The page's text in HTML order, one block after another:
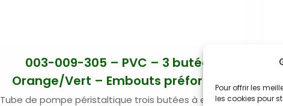
Pour offrir les
les cookies pour
003-009-305 – PVC – 3 butées
Orange/Vert – Embouts préformés
Tube de pompe péristaltique trois butées à embouts